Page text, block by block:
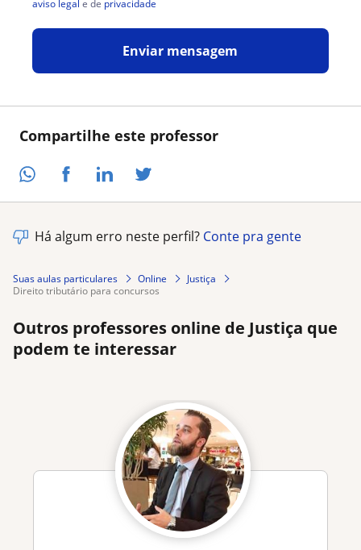
Compartilhe este professor
aviso legal e de privacidade
Enviar mensagem
Há algum erro neste perfil? Conte pra gente
Suas aulas particulares Online
Justiça
direito tributário para concursos
Outros professores online de Justiça que
podem te interessar